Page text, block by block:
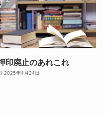
印廃止のあれこれ
2025年4月24日